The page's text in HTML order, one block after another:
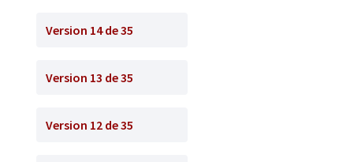
Version 14 de 35
Version 13 de 35
Version 12 de 35